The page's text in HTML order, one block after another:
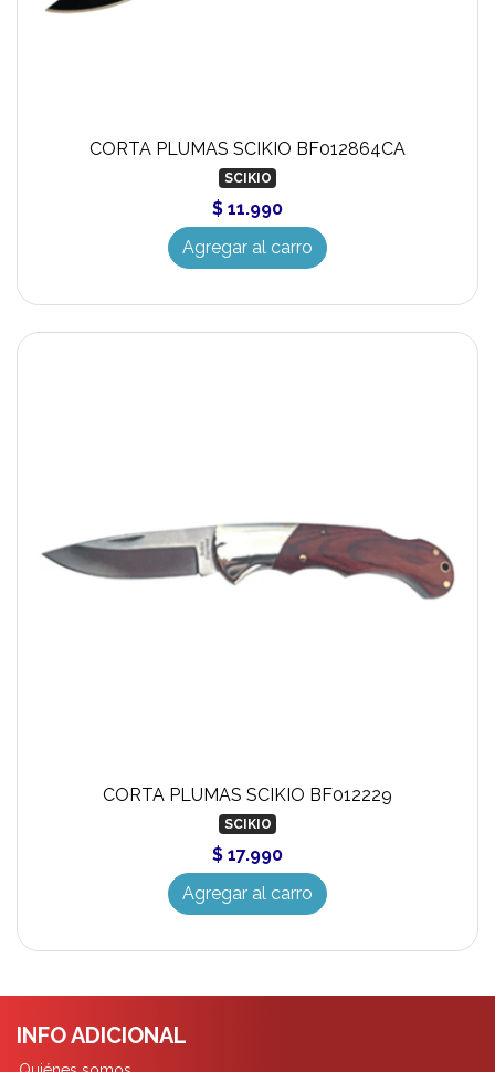
CORTA PLUMAS SCIKIO BF012864CA
SCIKIO
$ 11.990
Agregar al carro
CORTA PLUMAS SCIKIO BF012229
SCIKIO
$ 17.990
Agregar al carro
INFO ADICIONAL